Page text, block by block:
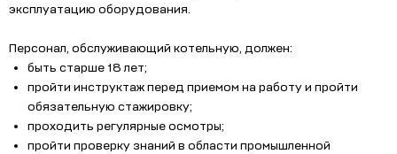
эксплуатацию оборудования.
Персонал, обслуживающий котельную, должен:
быть старше 18 лет;
пройти инструктаж перед приемом на работу и пройти
обязательную стажировку;
проходить регулярные осмотры;
пройти проверку знаний в области промышленной